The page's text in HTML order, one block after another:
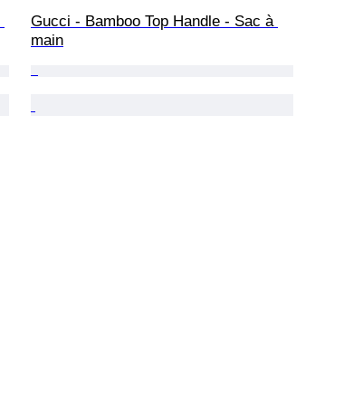
Gucci - Bamboo Top Handle - Sac à
main